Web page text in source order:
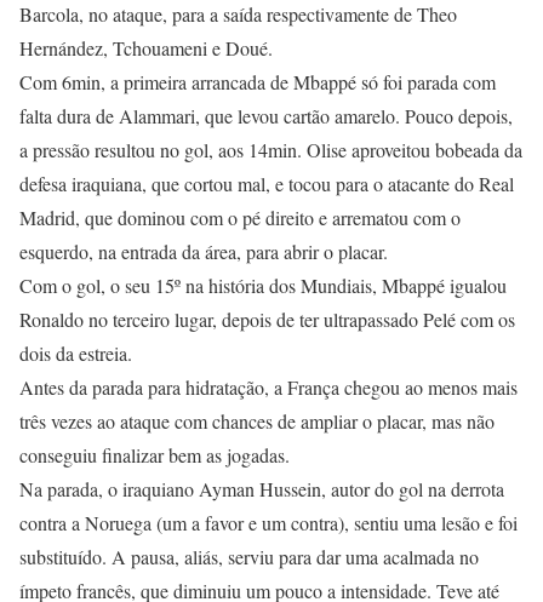
Barcola, no ataque, para a saída respectivamente de Theo
Hernández, Tchouameni e Doué.
Com 6min, a primeira arrancada de Mbappé só foi parada com
falta dura de Alammari, que levou cartão amarelo. Pouco depois,
a pressão resultou no gol, aos 14min. Olise aproveitou bobeada da
defesa iraquiana, que cortou mal, e tocou para o atacante do Real
Madrid, que dominou com o pé direito e arrematou com o
esquerdo, na entrada da área, para abrir o placar.
Com o gol, o seu 15º na história dos Mundiais, Mbappé igualou
Ronaldo no terceiro lugar, depois de ter ultrapassado Pelé com os
dois da estreia.
Antes da parada para hidratação, a França chegou ao menos mais
três vezes ao ataque com chances de ampliar o placar, mas não
conseguiu finalizar bem as jogadas.
Na parada, o iraquiano Ayman Hussein, autor do gol na derrota
contra a Noruega (um a favor e um contra), sentiu uma lesão e foi
substituído. A pausa, aliás, serviu para dar uma acalmada no
ímpeto francês, que diminuiu um pouco a intensidade. Teve até